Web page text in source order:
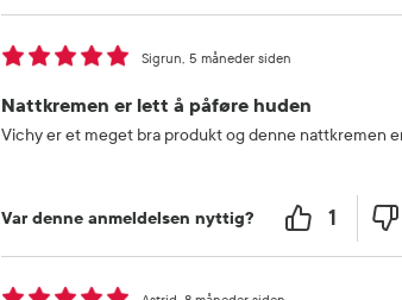
Nattkremen er lett å påføre huden
5 måneder siden
Sigrun
Vichy er et meget bra produkt og denne nattkremen
Var denne anmeldelsen nyttig? 1